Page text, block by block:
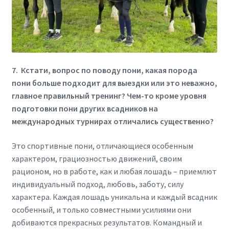
7. Кстати, вопрос по поводу пони, какая порода
пони больше подходит для выездки или это неважно,
главное правильный тренинг? Чем-то кроме уровня
подготовки пони других всадников на
международных турнирах отличались существенно?
Это спортивные пони, отличающиеся особенным
характером, грациозностью движений, своим
рационом, но в работе, как и любая лошадь – приемлют
индивидуальный подход, любовь, заботу, силу
характера. Каждая лошадь уникальна и каждый всадник
особенный, и только совместными усилиями они
добиваются прекрасных результатов. Командный и